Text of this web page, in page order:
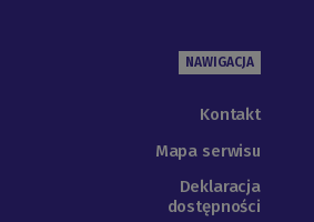
NAWIGACJA
Kontakt
Mapa serwisu
Deklaracja
dostępności